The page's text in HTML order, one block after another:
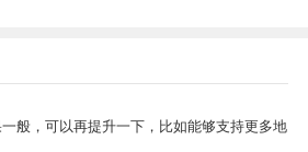
般，可以再提升一下，比如能够支持更多地